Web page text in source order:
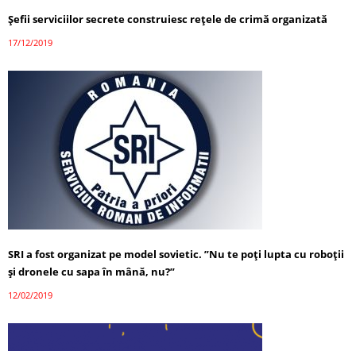
Șefii serviciilor secrete construiesc rețele de crimă organizată
17/12/2019
SRI a fost organizat pe model sovietic. ”Nu te poţi lupta cu roboţii
şi dronele cu sapa în mână, nu?”
12/02/2019